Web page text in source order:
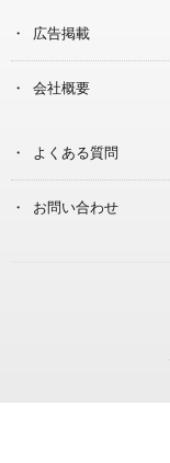
広告掲載
会社概要
よくある質問
お問い合わせ